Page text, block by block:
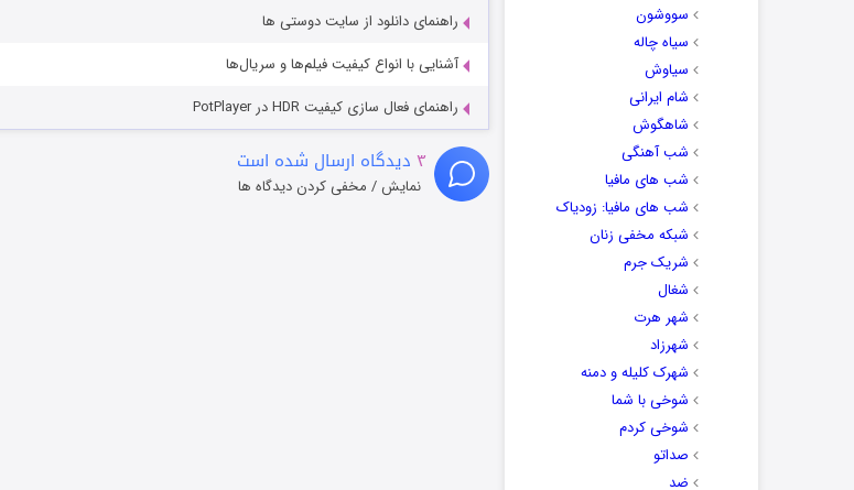
سووشون
سیاه چاله
سیاوش
شام ایرانی
شاهگوش
شب آهنگی
شب های مافیا
شب های مافیا: زودیاک
شبکه مخفی زنان
شریک جرم
شغال
شهر هرت
شهرزاد
شهرک کلیله و دمنه
شوخی با شما
شوخی کردم
صداتو
ضد
راهنمای دانلود از سایت دوستی ها
آشنایی با انواع کیفیت فیلم‌ها و سریال‌ها
راهنمای فعال سازی کیفیت HDR در PotPlayer
۳ دیدگاه ارسال شده است
نمایش / مخفی کردن دیدگاه ها